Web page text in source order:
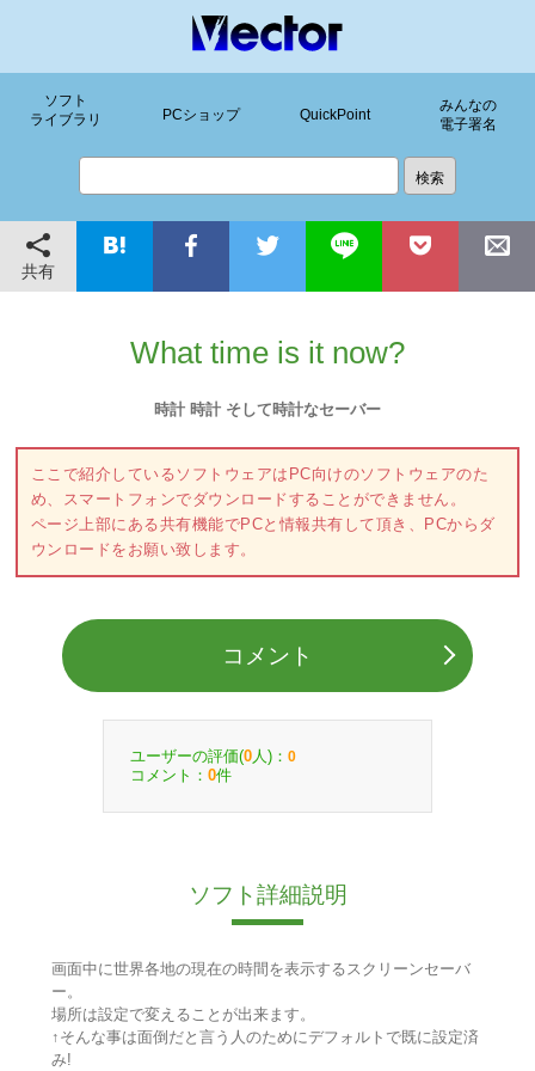
ソフト
ライブラリ
PCショップ QuickPoint
みんなの
電子署名
共有
What time is it now?
時計 時計 そして時計なセーバー
ここで紹介しているソフトウェアはPC向けのソフトウェアのた
め、スマートフォンでダウンロードすることができません。
ページ上部にある共有機能でPCと情報共有して頂き、PCからダ
ウンロードをお願い致します。
コメント
ユーザーの評価(0 人)： 0
コメント： 0件
ソフト詳細説明
画面中に世界各地の現在の時間を表示するスクリーンセーバ
ー。
場所は設定で変えることが出来ます。
↑そんな事は面倒だと言う人のためにデフォルトで既に設定済
み!